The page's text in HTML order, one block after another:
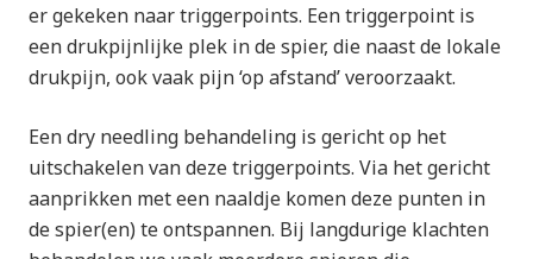
er gekeken naar triggerpoints. Een triggerpoint is
een drukpijnlijke plek in de spier, die naast de lokale
drukpijn, ook vaak pijn ‘op afstand’ veroorzaakt.
Een dry needling behandeling is gericht op het
uitschakelen van deze triggerpoints. Via het gericht
aanprikken met een naaldje komen deze punten in
de spier(en) te ontspannen. Bij langdurige klachten